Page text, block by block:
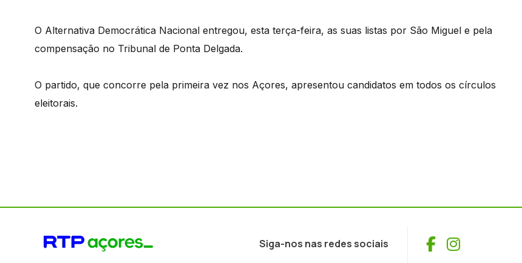
O Alternativa Democrática Nacional entregou, esta terça-feira, as suas listas por São Miguel e pela
compensação no Tribunal de Ponta Delgada.
O partido, que concorre pela primeira vez nos Açores, apresentou candidatos em todos os círculos
eleitorais.
Siga-nos nas redes sociais Facebook
Instagram